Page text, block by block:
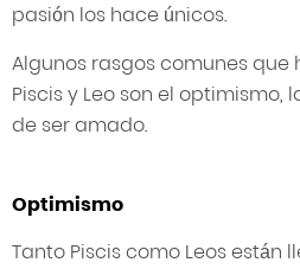
pasión los hace únicos.
Algunos rasgos comunes
Piscis y Leo son el optimismo,
de ser amado.
Optimismo
Tanto Piscis como Leos están